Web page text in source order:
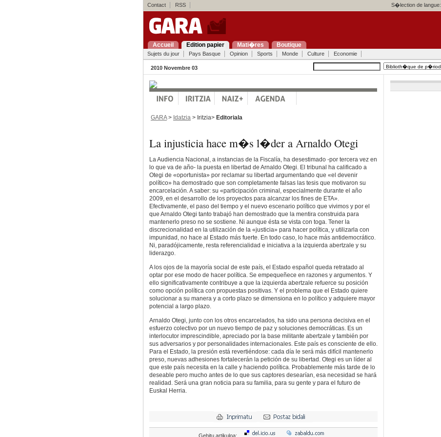
Contact RSS S�lection de langue:
Accueil Edition papier Mati�res Boutique
Sujets du jour Pays Basque Opinion Sports Monde Culture Economie
2010 Novembre 03
GARA> Idatzia > Iritzia> Editoriala
La injusticia hace m�s l�der a Arnaldo Otegi
La Audiencia Nacional, a instancias de la Fiscalía, ha desestimado -por tercera vez en
lo que va de año- la puesta en libertad de Arnaldo Otegi. El tribunal ha calificado a
Otegi de «oportunista» por reclamar su libertad argumentando que «el devenir
político» ha demostrado que son completamente falsas las tesis que motivaron su
encarcelación. A saber: su «participación criminal, especialmente durante el año
2009, en el desarrollo de los proyectos para alcanzar los fines de ETA».
Efectivamente, el paso del tiempo y el nuevo escenario político que vivimos y por el
que Arnaldo Otegi tanto trabajó han demostrado que la mentira construida para
mantenerlo preso no se sostiene. Ni aunque ésta se vista con toga. Tener la
discrecionalidad en la utilización de la «justicia» para hacer política, y utilizarla con
impunidad, no hace al Estado más fuerte. En todo caso, lo hace más antidemocrático.
Ni, paradójicamente, resta referencialidad e iniciativa a la izquierda abertzale y su
liderazgo.
A los ojos de la mayoría social de este país, el Estado español queda retratado al
optar por ese modo de hacer política. Se empequeñece en razones y argumentos. Y
ello significativamente contribuye a que la izquierda abertzale refuerce su posición
como opción política con propuestas positivas. Y el problema que el Estado quiere
solucionar a su manera y a corto plazo se dimensiona en lo político y adquiere mayor
potencial a largo plazo.
Arnaldo Otegi, junto con los otros encarcelados, ha sido una persona decisiva en el
esfuerzo colectivo por un nuevo tiempo de paz y soluciones democráticas. Es un
interlocutor imprescindible, apreciado por la base militante abertzale y también por
sus adversarios y por personalidades internacionales. Este país es consciente de ello.
Para el Estado, la presión está revertiéndose: cada día le será más difícil mantenerlo
preso, nuevas adhesiones fortalecerán la petición de su libertad. Otegi es un líder al
que este país necesita en la calle y haciendo política. Probablemente más tarde de lo
deseable pero mucho antes de lo que sus captores desearían, esa necesidad se hará
realidad. Será una gran noticia para su familia, para su gente y para el futuro de
Euskal Herria.
Gehitu artikuloa: